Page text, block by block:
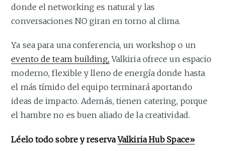
donde el networking es natural y las
conversaciones NO giran en torno al clima.
Ya sea para una conferencia, un workshop o un
evento de team building,Valkiria ofrece un espacio
moderno, flexible y lleno de energía donde hasta
el más tímido del equipo terminará aportando
ideas de impacto. Además, tienen catering, porque
el hambre no es buen aliado de la creatividad.
Léelo todo sobre y reservaValkiria Hub Space»